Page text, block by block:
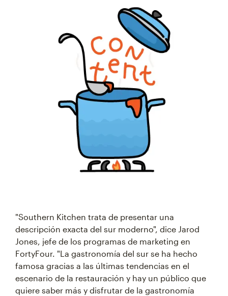
"Southern Kitchen trata de presentar una
descripción exacta del sur moderno", dice Jarod
Jones, jefe de los programas de marketing en
FortyFour. "La gastronomía del sur se ha hecho
famosa gracias a las últimas tendencias en el
escenario de la restauración y hay un público que
quiere saber más y disfrutar de la gastronomía